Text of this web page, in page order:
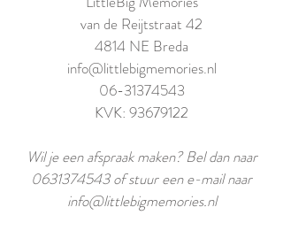
van de Reijtstraat 42
4814 NE Breda
info@littlebigmemories.nl
06-31374543
KVK: 93679122
Wil je een afspraak maken? Bel dan naar
0631374543of stuur een e-mail naar
info@littlebigmemories.nl